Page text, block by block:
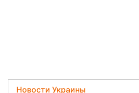
Новости Украины